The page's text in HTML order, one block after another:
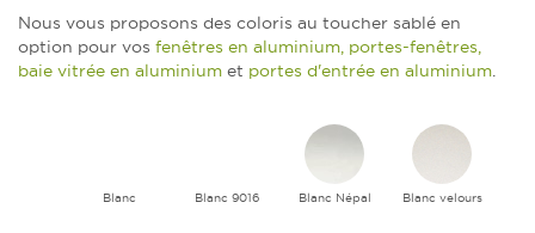
Nous vous proposons des coloris au toucher sablé en
option pour vos fenêtres en aluminium, portes-fenêtres,
baie vitrée en aluminium et portes d'entrée en aluminium.
Blanc Blanc 9016 Blanc Népal Blanc velours